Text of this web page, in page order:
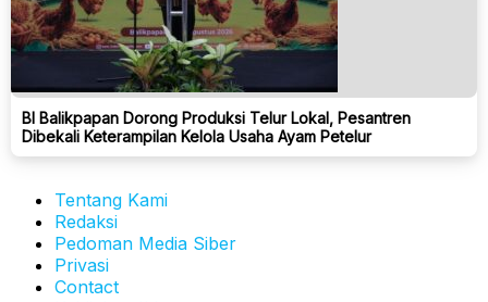
BI Balikpapan Dorong Produksi Telur Lokal, Pesantren
Dibekali Keterampilan Kelola Usaha Ayam Petelur
Tentang Kami
Redaksi
Pedoman Media Siber
Privasi
Contact